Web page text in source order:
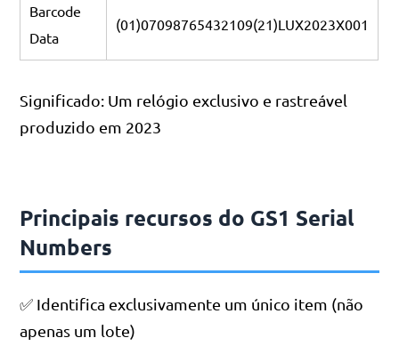
Barcode
Data
(01)07098765432109(21)LUX2023X001
Significado: Um relógio exclusivo e rastreável
produzido em 2023
Principais recursos do GS1 Serial
Numbers
✅ Identifica exclusivamente um único item (não
apenas um lote)